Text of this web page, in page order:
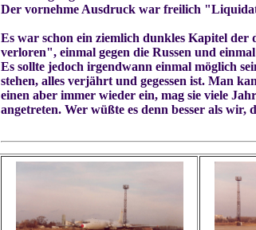
Der vornehme Ausdruck war freilich
Es war schon ein ziemlich dunkles Kapitel
verloren", einmal gegen die Russen und
Es sollte jedoch irgendwann einmal möglich
stehen, alles verjährt und gegessen ist. Man
einen aber immer wieder ein, mag sie viele
angetreten. Wer wüßte es denn besser als